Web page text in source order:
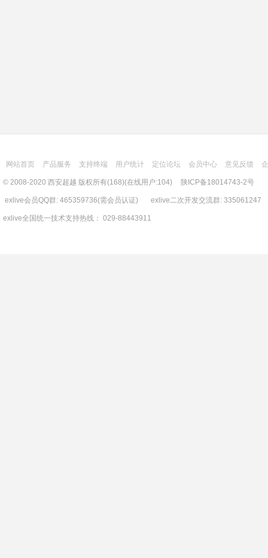
网站首页 产品服务 支持终端 用户统计 定位论坛 会员中心 意见反馈
© 2008-2020 西安超越 版权所有(168)(在线用户:104) 陕ICP备18014743-2号
exlive会员QQ群: 465359736(需会员认证) exlive二次开发交流群: 335061247
exlive全国统一技术支持热线： 029-88443911